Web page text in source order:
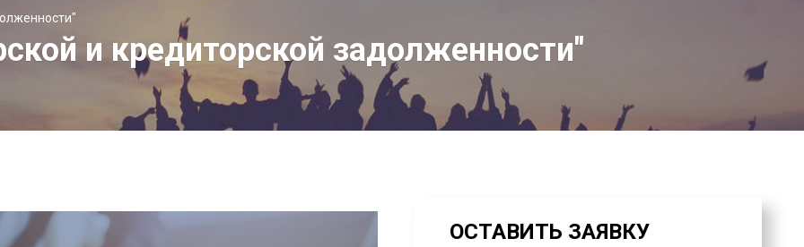
и кредиторской задолженности"
ОСТАВИТЬ ЗАЯВКУ